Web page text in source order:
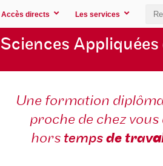
Accès directs Les services
Sciences Appliquées
Une formation
proche de chez vous
hors tempsde trav